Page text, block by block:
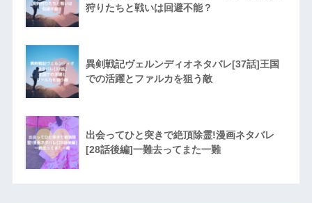
狩りたちと戦いは回避不能？
異剣戦記ヴェルンディオネタバレ[37話]王国
での活躍とファルカを狙う敵
出会ってひと突きで絶頂除霊!漫画ネタバレ
[28話後編]一難去ってまた一難